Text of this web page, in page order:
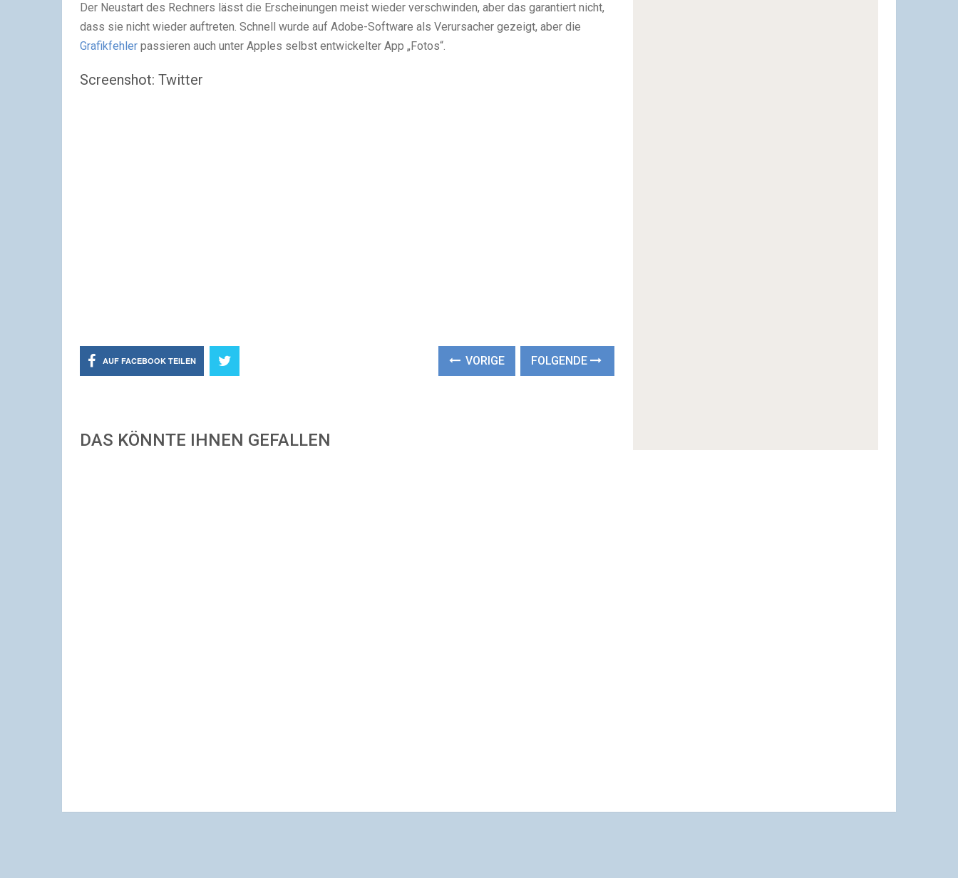
Der Neustart des Rechners lässt die Erscheinungen meist wieder verschwinden, aber das garantiert nicht,
dass sie nicht wieder auftreten. Schnell wurde auf Adobe-Software als Verursacher gezeigt, aber die
Grafikfehler passieren auch unter Apples selbst entwickelter App „Fotos“.
Screenshot: Twitter
AUF FACEBOOK TEILEN VORIGE FOLGENDE
DAS KÖNNTE IHNEN GEFALLEN